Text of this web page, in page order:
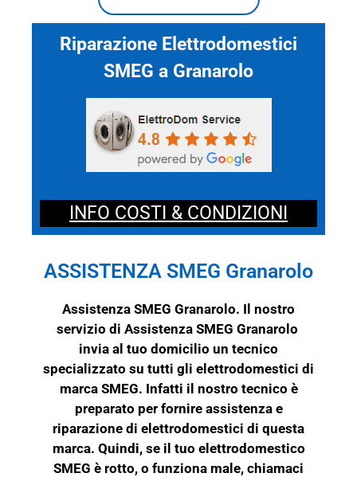
Riparazione Elettrodomestici
SMEG a Granarolo
INFO COSTI & CONDIZIONI
ASSISTENZA SMEG Granarolo
Assistenza SMEG Granarolo. Il nostro
servizio di Assistenza SMEG Granarolo
invia al tuo domicilio un tecnico
specializzato su tutti gli elettrodomestici di
marca SMEG. Infatti il nostro tecnico è
preparato per fornire assistenza e
riparazione di elettrodomestici di questa
marca. Quindi, se il tuo elettrodomestico
SMEG è rotto, o funziona male, chiamaci